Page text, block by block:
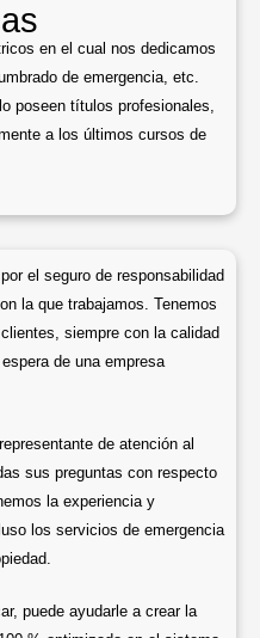
en el cual nos dedicamos
de emergencia, etc.
poseen títulos profesionales,
a los últimos cursos de
el seguro de responsabilidad
la que trabajamos. Tenemos
siempre con la calidad
de una empresa
de atención al
sus preguntas con respecto
la experiencia y
los servicios de emergencia
puede ayudarle a crear la